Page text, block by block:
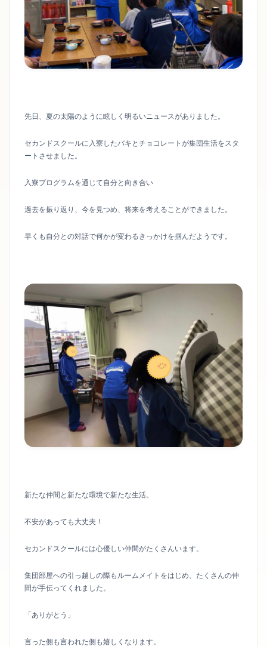
先日、夏の太陽のように眩しく明るいニュースがありました。
セカンドスクールに入寮したバキとチョコレートが集団生活をスタ
ートさせました。
入寮プログラムを通じて自分と向き合い
過去を振り返り、今を見つめ、将来を考えることができました。
早くも自分との対話で何かが変わるきっかけを掴んだようです。
新たな仲間と新たな環境で新たな生活。
不安があっても大丈夫！
セカンドスクールには心優しい仲間がたくさんいます。
集団部屋への引っ越しの際もルームメイトをはじめ、たくさんの仲
間が手伝ってくれました。
「ありがとう」
言った側も言われた側も嬉しくなります。